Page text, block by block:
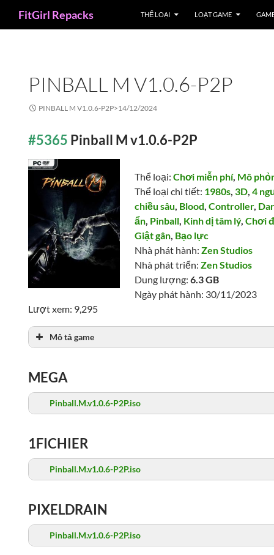
FitGirl Repacks THỂ LOẠI LOẠT GAME
PINBALL M V1.0.6-P2P
PINBALL M V1.0.6-P2P>14/12/2024
#5365 Pinball M v1.0.6-P2P
Thể loại:Chơi miễn phí, Mô
Thể loại chi tiết: 1980s, 3D,4
chiều sâu, Blood,Controller,
ẩn, Pinball, Kinh dị tâm lý,Chơi
Giật gân, Bạo lực
Nhà phát hành:Zen Studios
Nhà phát triển:Zen Studios
Dung lượng:6.3 GB
Ngày phát hành: 30/11/2023
Lượt xem: 9,295
Mô tả game
MEGA
Pinball.M.v1.0.6-P2P.iso
1FICHIER
Pinball.M.v1.0.6-P2P.iso
PIXELDRAIN
Pinball.M.v1.0.6-P2P.iso